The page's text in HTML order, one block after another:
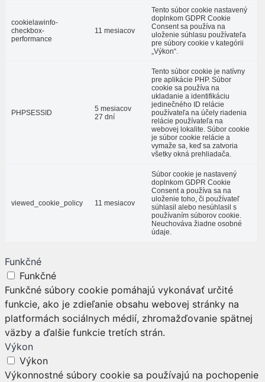
cookielawinfo-
checkbox-
performance
11 mesiacov
Tento súbor cookie nastavený
doplnkom GDPR Cookie
Consent sa používa na
uloženie súhlasu používateľa
pre súbory cookie v kategórii
„Výkon“.
PHPSESSID
5 mesiacov
27 dní
Tento súbor cookie je natívny
pre aplikácie PHP. Súbor
cookie sa používa na
ukladanie a identifikáciu
jedinečného ID relácie
používateľa na účely riadenia
relácie používateľa na
webovej lokalite. Súbor cookie
je súbor cookie relácie a
vymaže sa, keď sa zatvoria
všetky okná prehliadača.
viewed_cookie_policy 11 mesiacov
Súbor cookie je nastavený
doplnkom GDPR Cookie
Consent a používa sa na
uloženie toho, či používateľ
súhlasil alebo nesúhlasil s
používaním súborov cookie.
Neuchováva žiadne osobné
údaje.
Funkčné
Funkčné
Funkčné súbory cookie pomáhajú vykonávať určité
funkcie, ako je zdieľanie obsahu webovej stránky na
platformách sociálnych médií, zhromažďovanie spätnej
väzby a ďalšie funkcie tretích strán.
Výkon
Výkon
Výkonnostné súbory cookie sa používajú na pochopenie